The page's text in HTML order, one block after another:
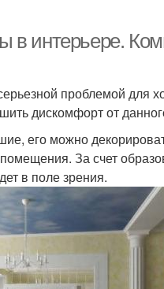
в интерьере.
проблемой для
дискомфорт от
его можно
За счет
в поле зрения.